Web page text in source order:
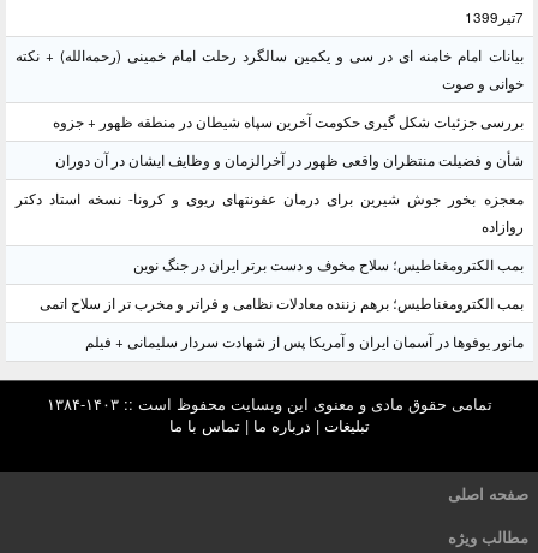
7تیر1399
بیانات امام خامنه ای در سی و یکمین سالگرد رحلت امام خمینی (رحمه‌الله) + نکته
خوانی و صوت
بررسی جزئیات شکل گیری حکومت آخرین سپاه شیطان در منطقه ظهور + جزوه
شأن و فضیلت منتظران واقعی ظهور در آخرالزمان و وظایف ایشان در آن دوران
معجزه بخور جوش شیرین برای درمان عفونتهای ریوی و کرونا- نسخه استاد دکتر
روازاده
بمب الکترومغناطیس؛ سلاح مخوف و دست برتر ایران در جنگ نوین
بمب الکترومغناطیس؛ برهم زننده معادلات نظامی و فراتر و مخرب تر از سلاح اتمی
مانور یوفوها در آسمان ایران و آمریکا پس از شهادت سردار سلیمانی + فیلم
تمامی حقوق مادی و معنوی این وبسایت محفوظ است :: ۱۴۰۳-۱۳۸۴
تبلیغات | درباره ما |تماس با ما
صفحه اصلی
مطالب ویژه